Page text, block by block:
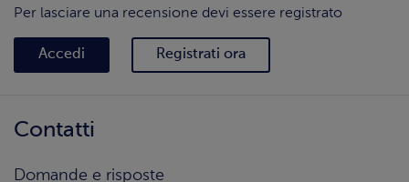
Per lasciare una recensione devi essere registrato
Accedi Registrati ora
Contatti
Domande e risposte